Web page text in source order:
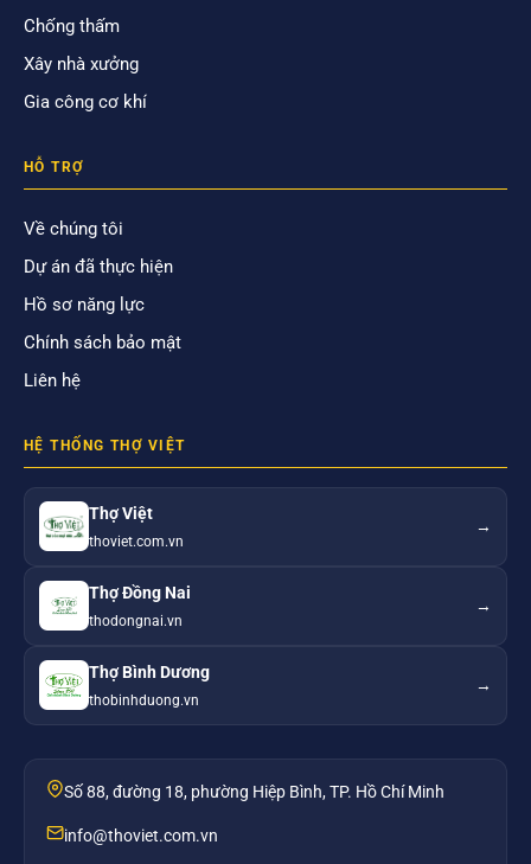
Chống thấm
Xây nhà xưởng
Gia công cơ khí
HỖ TRỢ
Về chúng tôi
Dự án đã thực hiện
Hồ sơ năng lực
Chính sách bảo mật
Liên hệ
HỆ THỐNG THỢ VIỆT
Thợ Việt
thoviet.com.vn
→
Thợ Đồng Nai
thodongnai.vn
→
Thợ Bình Dương
thobinhduong.vn
→
Số 88, đường 18, phường Hiệp Bình, TP. Hồ Chí Minh
info@thoviet.com.vn